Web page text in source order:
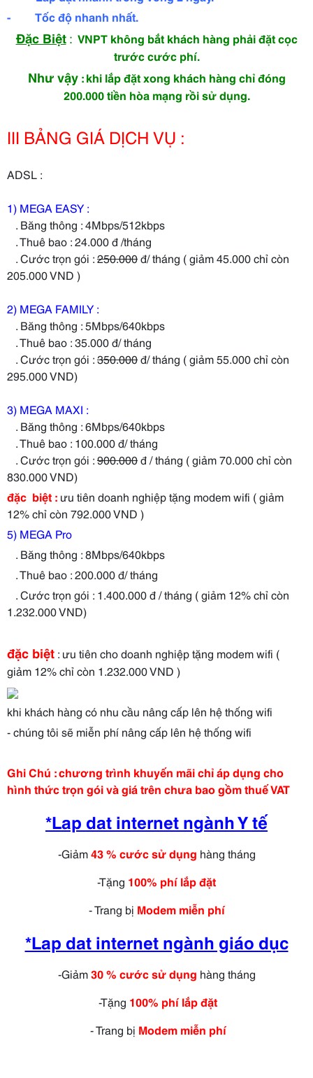
- Tốc độ nhanh nhất.
Đặc Biệt: VNPT không bắt khách hàng phải đặt cọc
trước cước phí.
Như vậy: khi lắp đặt xong khách hàng chỉ đóng
200.000 tiền hòa mạng rồi sử dụng.
III BẢNG GIÁ DỊCH VỤ :
ADSL :
1) MEGA EASY :
. Băng thông : 4Mbps/512kbps
. Thuê bao : 24.000 đ /tháng
. Cước trọn gói :250.000đ/ tháng ( giảm 45.000 chỉ còn
205.000 VND )
2) MEGA FAMILY :
. Băng thông : 5Mbps/640kbps
. Thuê bao : 35.000 đ/ tháng
. Cước trọn gói :350.000đ/ tháng ( giảm 55.000 chỉ còn
295.000 VND)
3) MEGA MAXI :
. Băng thông : 6Mbps/640kbps
. Thuê bao : 100.000 đ/ tháng
. Cước trọn gói :900.000đ / tháng ( giảm 70.000 chỉ còn
830.000 VND)
đặc biệt : ưu tiên doanh nghiệp tặng modem wifi ( giảm
12% chỉ còn 792.000 VND )
5) MEGA Pro
. Băng thông : 8Mbps/640kbps
. Thuê bao : 200.000 đ/ tháng
. Cước trọn gói : 1.400.000 đ / tháng ( giảm 12% chỉ còn
1.232.000 VND)
đặc biệt : ưu tiên cho doanh nghiệp tặng modem wifi (
giảm 12% chỉ còn 1.232.000 VND )
khi khách hàng có nhu cầu nâng cấp lên hệ thống wifi
- chúng tôi sẽ miễn phí nâng cấp lên hệ thống wifi
Ghi Chú : chương trình khuyến mãi chỉ áp dụng cho
hình thức trọn gói và giá trên chưa bao gồm thuế VAT
*Lap dat internet ngành Y tế
-Giảm43% cước sử dụng hàng tháng
-Tặng 100% phí lắp đặt
- Trang bị Modem miễn phí
*Lap dat internet ngành giáo dục
-Giảm30 % cước sử dụng hàng tháng
-Tặng 100% phí lắp đặt
- Trang bị Modem miễn phí